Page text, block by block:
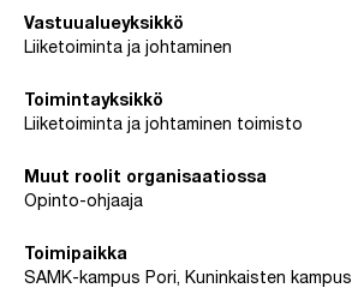
Vastuualueyksikkö
Liiketoiminta ja johtaminen
Toimintayksikkö
Liiketoiminta ja johtaminen toimisto
Muut roolit organisaatiossa
Opinto-ohjaaja
Toimipaikka
SAMK-kampus Pori, Kuninkaisten kampus